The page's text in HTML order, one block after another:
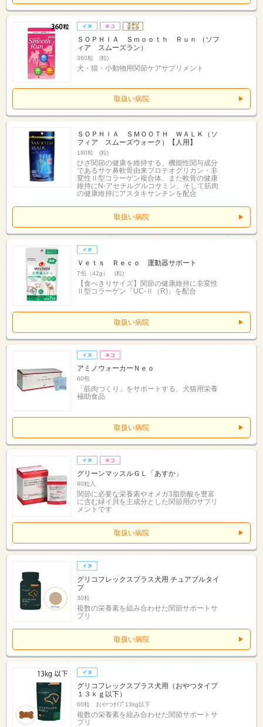
ＳＯＰＨＩＡ Ｓｍｏｏｔｈ Ｒｕｎ （ソフ
ィア スムーズラン）
360粒 (粒)
犬・猫・小動物用関節ケアサプリメント
取扱い病院
ＳＯＰＨＩＡ ＳＭＯＯＴＨ ＷＡＬＫ（ソ
フィア スムーズウォーク）【人用】
180粒 (粒)
ひざ関節の健康を維持する、機能性関与成分
であるサケ鼻軟骨由来プロテオグリカン・非
変性Ⅱ型コラーゲン複合体、また軟骨の健康
維持にN-アセチルグルコサミン、そして筋肉
の健康維持にアスタキサンチンを配合
取扱い病院
Ｖｅｔｓ Ｒｅｃｏ 運動器サポート
7包（42g） (粒)
【食べきりサイズ】関節の健康維持に非変性
Ⅱ型コラーゲン『UC-Ⅱ（R)』を配合
取扱い病院
アミノウォーカーＮｅｏ
60包
「筋肉づくり」をサポートする、犬猫用栄養
補助食品
取扱い病院
グリーンマッスルＧＬ「あすか」
90粒入
関節に必要な栄養素やオメガ3脂肪酸を豊富
に含む緑イ貝を主成分とした関節用のサプリ
メントです
取扱い病院
グリコフレックスプラス犬用 チュアブルタイ
プ
30粒
複数の栄養素を組み合わせた関節サポートサ
プリ
取扱い病院
グリコフレックスプラス犬用（おやつタイプ
１３ｋｇ以下）
60粒 おやつﾀｲﾌﾟ13kg以下
複数の栄養素を組み合わせた関節サポートサ
プリ